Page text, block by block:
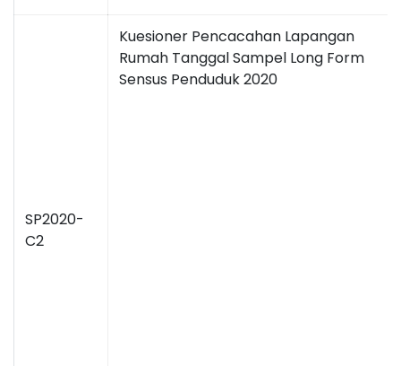
SP2020-
C2
Kuesioner Pencacahan Lapangan
Rumah Tanggal Sampel Long Form
Sensus Penduduk 2020